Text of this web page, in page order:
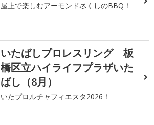
屋上で楽しむアーモンド尽くしのBBQ！
いたばしプロレスリング 板
橋区立ハイライフプラザいた
ばし（8月）
いたプロルチャフィエスタ2026！